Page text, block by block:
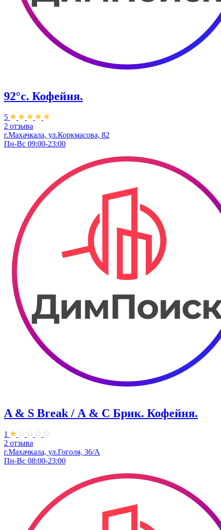
92°с. Кофейня.
5
2 отзыва
г.Махачкала, ​ул.Коркмасова, 82
Пн-Вс 09:00-23:00
A & S Break / А & С Брик. Кофейня.
1
2 отзыва
г.Махачкала, ул.Гоголя, 36/А
Пн-Вс 08:00-23:00